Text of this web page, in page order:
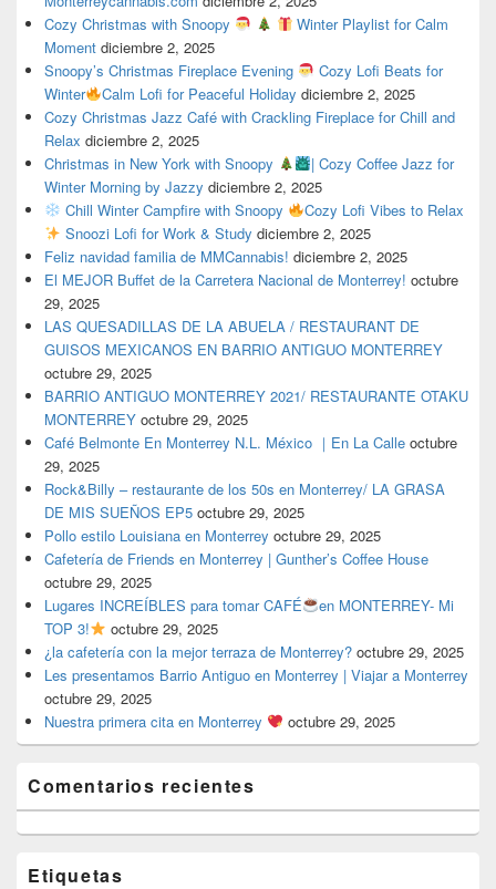
Cozy Christmas with Snoopy
Winter Playlist for Calm
Moment diciembre 2, 2025
Snoopy’s Christmas Fireplace Evening
Cozy Lofi Beats for
Winter
Calm Lofi for Peaceful Holiday diciembre 2, 2025
Cozy Christmas Jazz Café with Crackling Fireplace for Chill and
Relax diciembre 2, 2025
Christmas in New York with Snoopy
| Cozy Coffee Jazz for
Winter Morning by Jazzy diciembre 2, 2025
Chill Winter Campfire with Snoopy
Cozy Lofi Vibes to Relax
Snoozi Lofi for Work & Study diciembre 2, 2025
Feliz navidad familia de MMCannabis! diciembre 2, 2025
El MEJOR Buffet de la Carretera Nacional de Monterrey! octubre
29, 2025
LAS QUESADILLAS DE LA ABUELA / RESTAURANT DE
GUISOS MEXICANOS EN BARRIO ANTIGUO MONTERREY
octubre 29, 2025
BARRIO ANTIGUO MONTERREY 2021/ RESTAURANTE OTAKU
MONTERREY octubre 29, 2025
Café Belmonte En Monterrey N.L. México ｜En La Calle octubre
29, 2025
Rock&Billy – restaurante de los 50s en Monterrey/ LA GRASA
DE MIS SUEÑOS EP5 octubre 29, 2025
Pollo estilo Louisiana en Monterrey octubre 29, 2025
Cafetería de Friends en Monterrey | Gunther’s Coffee House
octubre 29, 2025
Lugares INCREÍBLES para tomar CAFÉ
en MONTERREY- Mi
TOP 3!
octubre 29, 2025
¿la cafetería con la mejor terraza de Monterrey? octubre 29, 2025
Les presentamos Barrio Antiguo en Monterrey | Viajar a Monterrey
octubre 29, 2025
Nuestra primera cita en Monterrey
octubre 29, 2025
Comentarios recientes
Etiquetas